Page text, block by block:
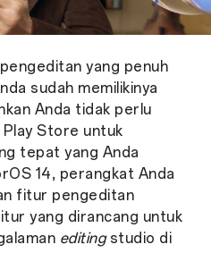
yang penuh
sudah memilikinya
Anda tidak perlu
Store untuk
tepat yang Anda
14, perangkat Anda
fitur pengeditan
yang dirancang untuk
editingstudio di